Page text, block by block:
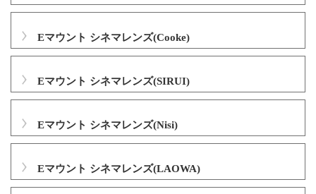
Eマウント シネマレンズ(Cooke)
Eマウント シネマレンズ(SIRUI)
Eマウント シネマレンズ(Nisi)
Eマウント シネマレンズ(LAOWA)